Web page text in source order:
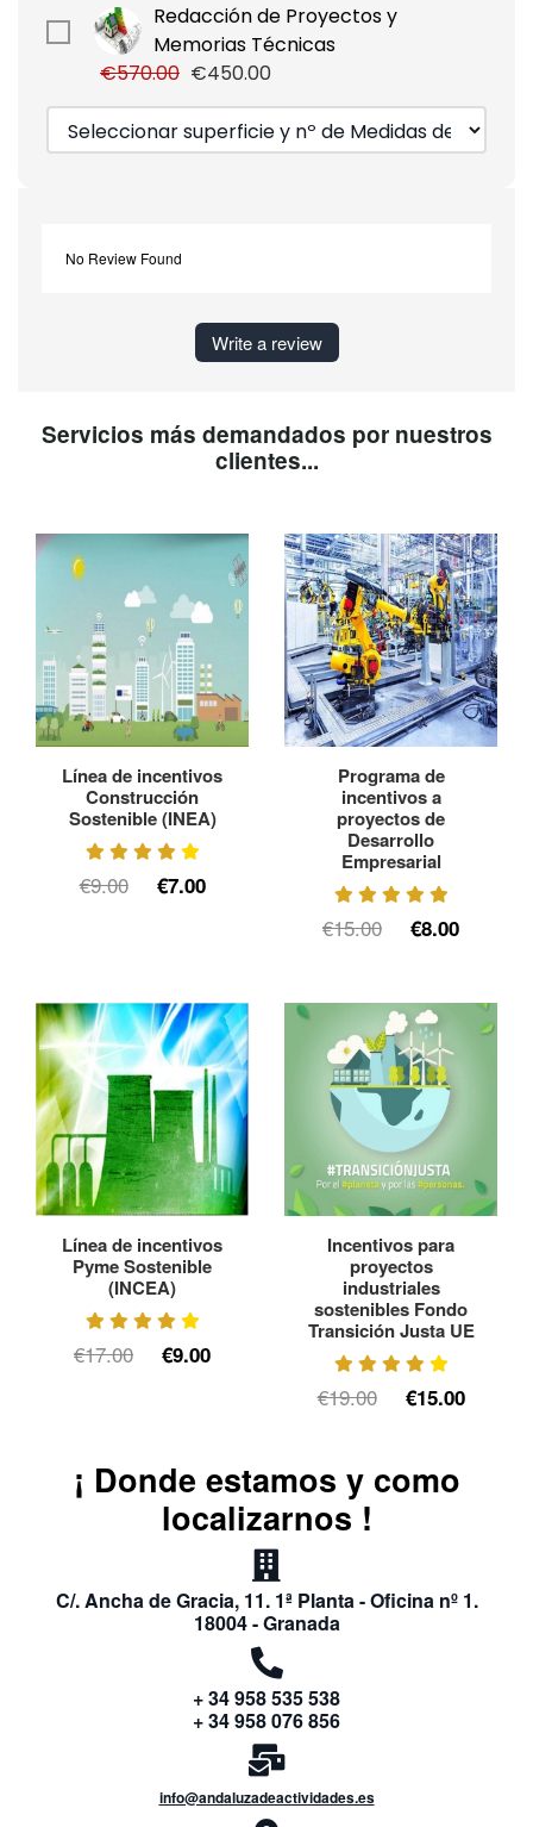
Redacción de Proyectos y
Memorias Técnicas
€570.00 €450.00
No Review Found
Write a review
Servicios más demandados por nuestros
clientes...
Línea de incentivos
Construcción
Sostenible (INEA)
€9.00 €7.00
Programa de
incentivos a
proyectos de
Desarrollo
Empresarial
€15.00 €8.00
Línea de incentivos
Pyme Sostenible
(INCEA)
€17.00 €9.00
Incentivos para
proyectos
industriales
sostenibles Fondo
Transición Justa UE
€19.00 €15.00
¡ Donde estamos y como
localizarnos !
C/. Ancha de Gracia, 11. 1ª Planta - Oficina nº 1.
18004 - Granada
+ 34 958 535 538
+ 34 958 076 856
info@andaluzadeactividades.es